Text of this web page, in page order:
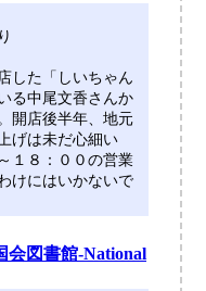
した「しいちゃん
る中尾文香さんか
開店後半年、地元
げは未だ心細い
１８：００の営業
けにはいかないで
会図書館-National